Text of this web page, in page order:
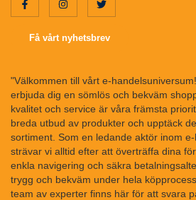
Få vårt nyhetsbrev
"Välkommen till vårt e-
erbjuda dig en sömlös och bekväm
kvalitet och service är våra främsta
breda utbud av produkter och upptäck
sortiment. Som en ledande aktör inom
strävar vi alltid efter att överträffa dina
enkla navigering och säkra
trygg och bekväm under hela
team av experter finns här för att svara